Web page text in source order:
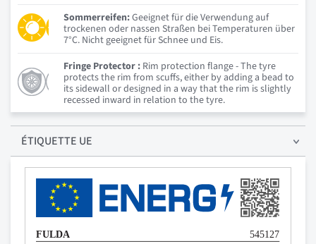
Sommerreifen:Geeignet für die Verwendung auf
trockenen oder nassen Straßen bei Temperaturen über
7°C. Nicht geeignet für Schnee und Eis.
Fringe Protector : Rim protection flange - The tyre
protects the rim from scuffs, either by adding a bead to
its sidewall or designed in a way that the rim is slightly
recessed inward in relation to the tyre.
ÉTIQUETTE UE